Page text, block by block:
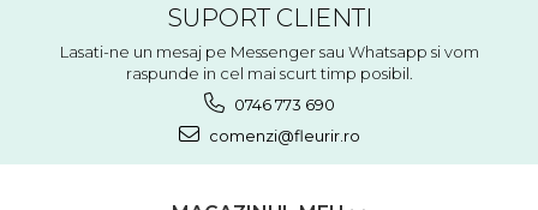
SUPORT CLIENTI
Lasati-ne un mesaj pe Messenger sau Whatsapp si vom
raspunde in cel mai scurt timp posibil.
0746 773 690
comenzi@fleurir.ro